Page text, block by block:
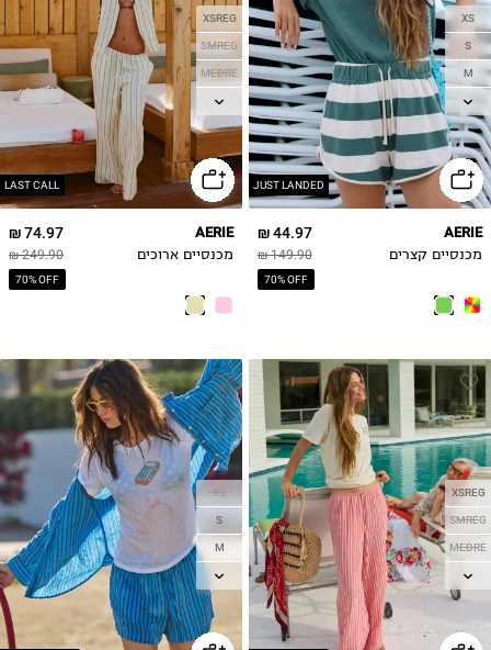
JUST LANDED
XS
S
M
L
XL
44.97 ₪
149.90 ₪
70% OFF
AERIE
מכנסיים קצרים
LAST CALL
XSREG
SMREG
MEDRE
LGREG
XLREG
74.97 ₪
249.90 ₪
70% OFF
AERIE
מכנסיים ארוכים
XSREG
SMREG
MEDRE
LGREG
XLREG
XS
S
M
L